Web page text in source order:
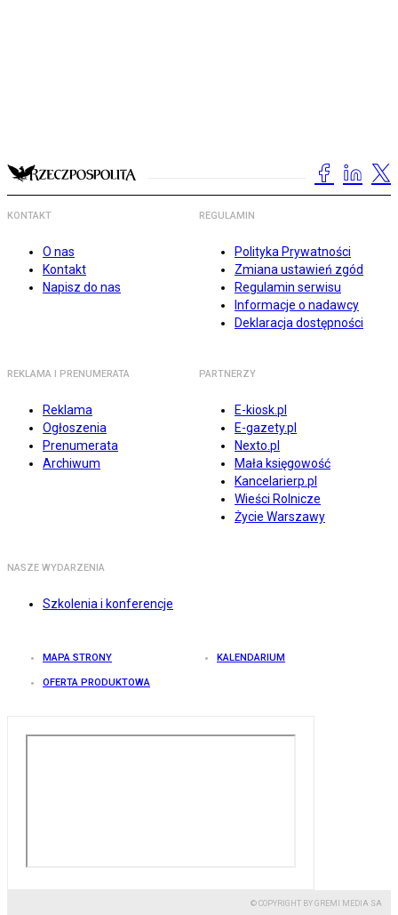
KONTAKT
O nas
Kontakt
Napisz do nas
REGULAMIN
Polityka Prywatności
Zmiana ustawień zgód
Regulamin serwisu
Informacje o nadawcy
Deklaracja dostępności
REKLAMA I PRENUMERATA
Reklama
Ogłoszenia
Prenumerata
Archiwum
PARTNERZY
E-kiosk.pl
E-gazety.pl
Nexto.pl
Mała księgowość
Kancelarierp.pl
Wieści Rolnicze
Życie Warszawy
NASZE WYDARZENIA
Szkolenia i konferencje
MAPA STRONY KALENDARIUM
OFERTA PRODUKTOWA
© COPYRIGHT BY GREMI MEDIA SA